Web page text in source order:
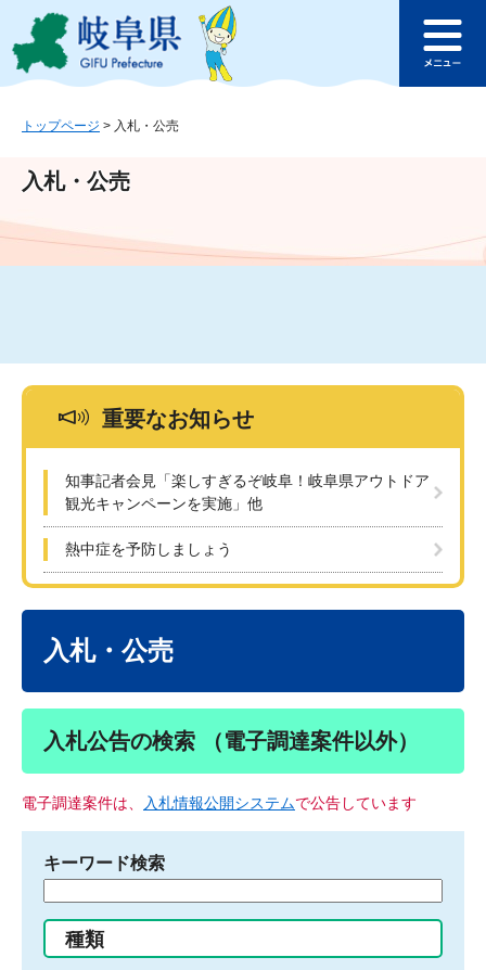
ジ
ュ
文
このページの本文へ
ュ
トップページ > 入札・公売
入札・公売
重要なお知らせ
知事記者会見「楽しすぎるぞ岐阜！岐阜県アウトドア
観光キャンペーンを実施」他
熱中症を予防しましょう
入札・公売
入札公告の検索 （電子調達案件以外）
電子調達案件は、 入札情報公開システムで公告しています
キーワード検索
る
種類